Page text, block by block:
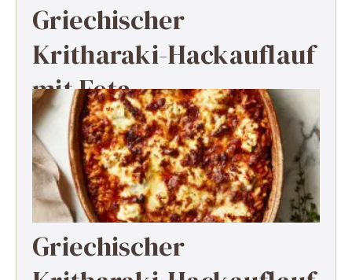
Griechischer
Kritharaki-Hackauflauf
mit Feta
Griechischer